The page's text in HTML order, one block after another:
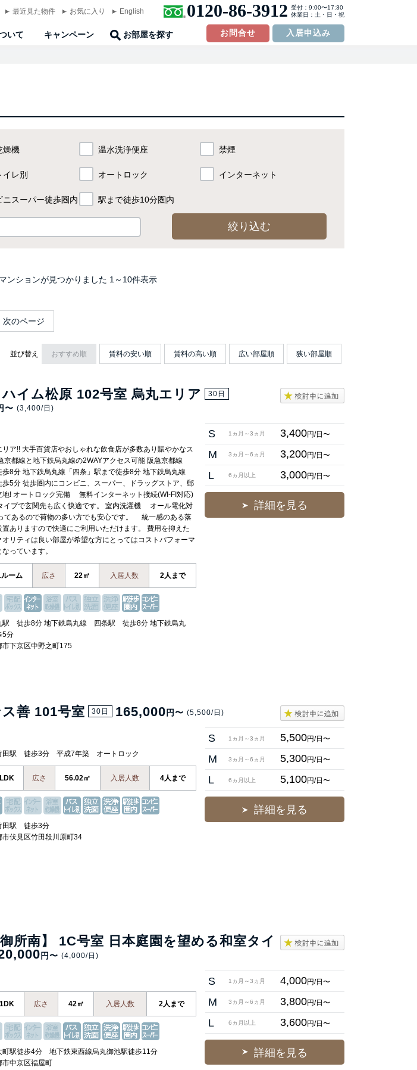
最近見た物件 お気に入り English 0120-86-3912 受付：9:00〜17:30
休業日：土・日・祝
いて キャンペーン お部屋を探す お問合せ 入居申込み
燥機 温水洗浄便座 禁煙
イレ別 オートロック インターネット
ニスーパー徒歩圏内 駅まで徒歩10分圏内
ンションが見つかりました 1～10件表示
次のページ
並び替え おすすめ順 賃料の安い順 賃料の高い順 広い部屋順 狭い部屋順
イム松原 102号室 烏丸エリア 30日
〜 (3,400/日)
リア!! 大手百貨店やおしゃれな飲食店が多数あり賑やかなス
京都線と地下鉄烏丸線の2WAYアクセス可能 阪急京都線
歩8分 地下鉄烏丸線「四条」駅まで徒歩8分 地下鉄烏丸線
歩5分 徒歩圏内にコンビニ、スーパー、ドラッグストア、郵
地! オートロック完備 無料インターネット接続(WI-FI対応)
イプで玄関先も広く快適です。 室内洗濯機 オール電化対
てあるので荷物の多い方でも安心です。 統一感のある落
置ありますので快適にご利用いただけます。 費用を抑えた
オリティは良い部屋が希望な方にとってはコストパフォーマ
っています。
ーム 広さ 22㎡ 入居人数 2人まで
駅 徒歩8分 地下鉄烏丸線 四条駅 徒歩8分 地下鉄烏丸
分
下京区中野之町175
S 1ヵ月～3ヵ月 3,400円/日〜
M 3ヵ月～6ヵ月 3,200円/日〜
L 6ヵ月以上 3,000円/日〜
詳細を見る
善 101号室 30日 165,000 円〜 (5,500/日)
田駅 徒歩3分 平成7年築 オートロック
広さ 56.02㎡ 入居人数 4人まで
駅 徒歩3分
伏見区竹田段川原町34
S 1ヵ月～3ヵ月 5,500円/日〜
M 3ヵ月～6ヵ月 5,300円/日〜
L 6ヵ月以上 5,100円/日〜
詳細を見る
所南】 1C号室 日本庭園を望める和室タイ
円〜 (4,000/日)
1DK 広さ 42㎡ 入居人数 2人まで
町駅徒歩4分 地下鉄東西線烏丸御池駅徒歩11分
中京区福屋町
S 1ヵ月～3ヵ月 4,000円/日〜
M 3ヵ月～6ヵ月 3,800円/日〜
L 6ヵ月以上 3,600円/日〜
詳細を見る